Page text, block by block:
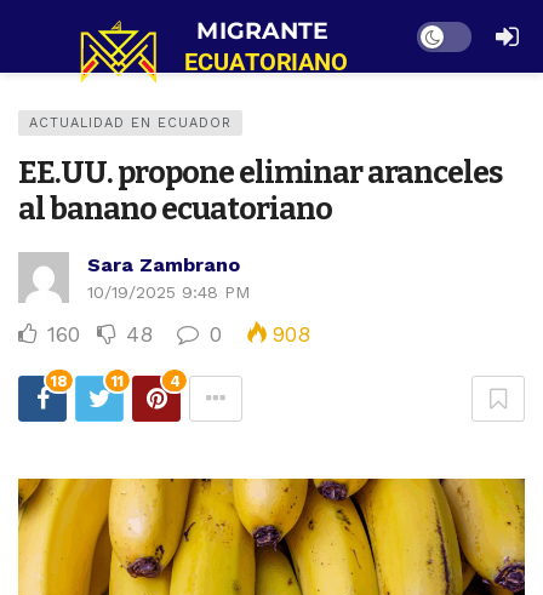
Dark mode
ACTUALIDAD EN ECUADOR
EE.UU. propone eliminar aranceles
al banano ecuatoriano
Sara Zambrano
10/19/2025 9:48 PM
160 48 0 908
18 11 4